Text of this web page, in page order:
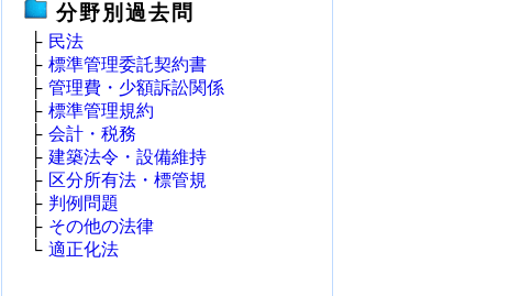
分野別過去問
├ 民法
├ 標準管理委託契約書
├ 管理費・少額訴訟関係
├ 標準管理規約
├ 会計・税務
├ 建築法令・設備維持
├ 区分所有法・標管規
├ 判例問題
├ その他の法律
└ 適正化法